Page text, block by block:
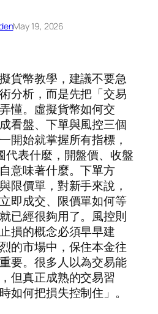
May 19, 2026
貨幣教學，建議不要急
分析，而是先把「交易
懂。虛擬貨幣如何交
看盤、下單與風控三個
開始就掌握所有指標，
代表什麼，開盤價、收盤
意味著什麼。下單方
限價單，對新手來說，
即成交、限價單如何等
已經很夠用了。風控則
損的概念必須早早建
的市場中，保住本金往
要。很多人以為交易能
但真正成熟的交易習
如何把損失控制住」。